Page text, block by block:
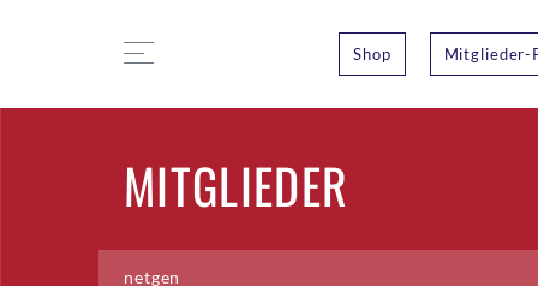
Shop Mitglieder-
MITGLIEDER